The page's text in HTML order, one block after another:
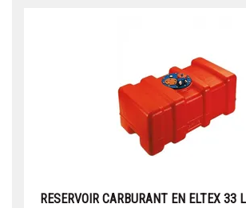
RESERVOIR CARBURANT EN ELTEX 33